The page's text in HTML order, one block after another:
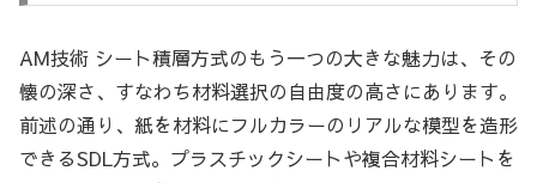
AM技術 シート積層方式のもう一つの大きな魅力は、その
懐の深さ、すなわち材料選択の自由度の高さにあります。
前述の通り、紙を材料にフルカラーのリアルな模型を造形
できるSDL方式。プラスチックシートや複合材料シートを